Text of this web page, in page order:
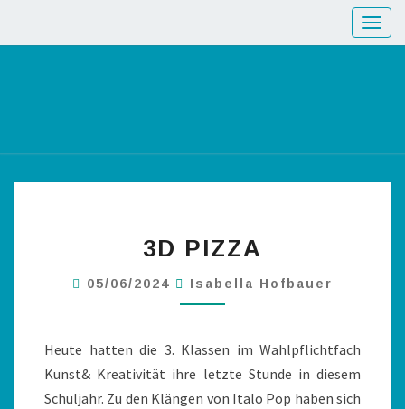
3D PIZZA
05/06/2024 Isabella Hofbauer
Heute hatten die 3. Klassen im Wahlpflichtfach
Kunst& Kreativität ihre letzte Stunde in diesem
Schuljahr. Zu den Klängen von Italo Pop haben sich